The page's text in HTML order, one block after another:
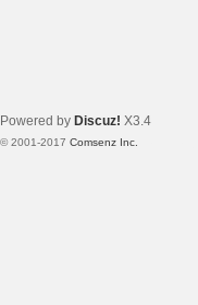
Powered by Discuz! X3.4
© 2001-2017 Comsenz Inc.